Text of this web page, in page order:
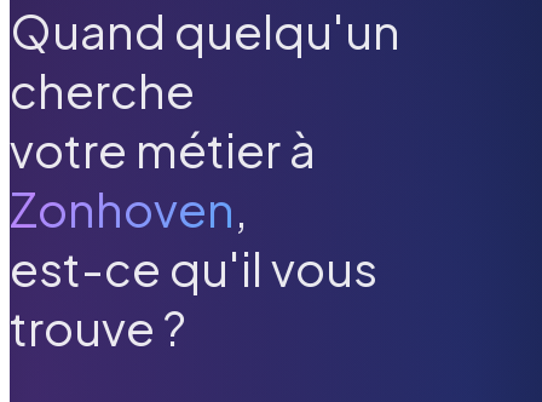
Quand quelqu'un
cherche
votre métier à
Zonhoven,
est-ce qu'il vous
trouve ?